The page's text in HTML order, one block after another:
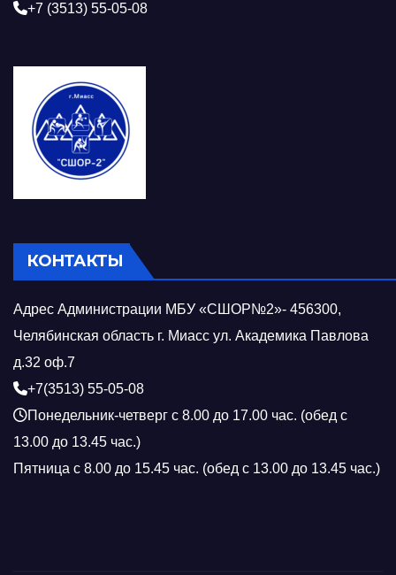
+7 (3513) 55-05-08
КОНТАКТЫ
Адрес Администрации МБУ «СШОР№2»- 456300,
Челябинская область г. Миасс ул. Академика Павлова
д.32 оф.7
+7(3513) 55-05-08
Понедельник-четверг с 8.00 до 17.00 час. (обед с
13.00 до 13.45 час.)
Пятница с 8.00 до 15.45 час. (обед с 13.00 до 13.45 час.)